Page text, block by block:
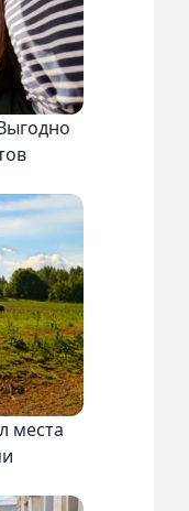
места